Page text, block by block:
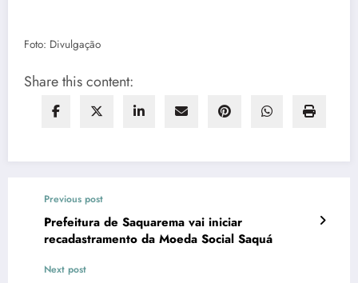
Foto: Divulgação
Share this content:
Previous post
Prefeitura de Saquarema vai iniciar
recadastramento da Moeda Social Saquá
Next post